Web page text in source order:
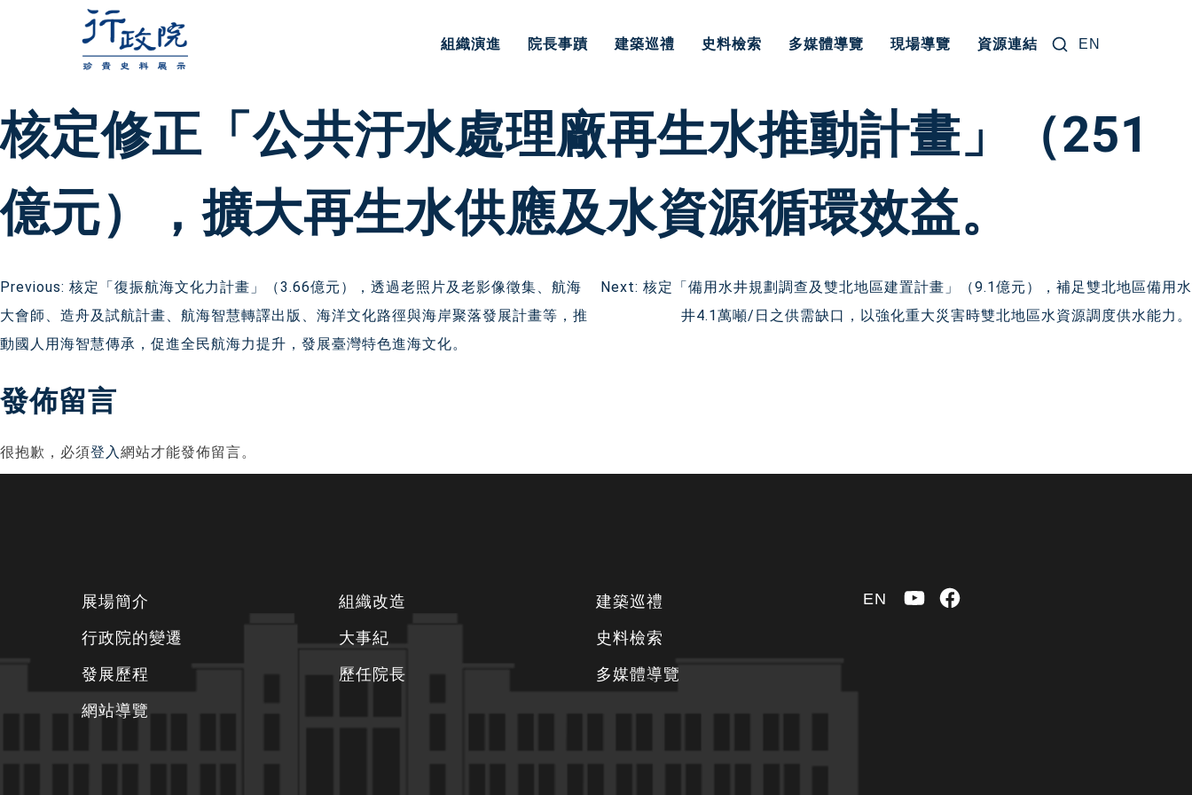
內
容
組織演進 院長事蹟 建築巡禮 史料檢索 多媒體導覽 現場導覽 資源連結 EN
核定修正「公共汙水處理廠再生水推動計畫」（251
億元），擴大再生水供應及水資源循環效益。
文
章
導
覽
Previous: 核定「復振航海文化力計畫」（3.66億元），透過老照片及老影像徵集、航海
大會師、造舟及試航計畫、航海智慧轉譯出版、海洋文化路徑與海岸聚落發展計畫等，推
動國人用海智慧傳承，促進全民航海力提升，發展臺灣特色進海文化。
Next: 核定「備用水井規劃調查及雙北地區建置計畫」（9.1億元），補足雙北地區備用水
井4.1萬噸/日之供需缺口，以強化重大災害時雙北地區水資源調度供水能力。
發佈留言
很抱歉，必須登入網站才能發佈留言。
展場簡介
行政院的變遷
發展歷程
網站導覽
組織改造
大事紀
歷任院長
建築巡禮
史料檢索
多媒體導覽
EN YouTubeFacebook